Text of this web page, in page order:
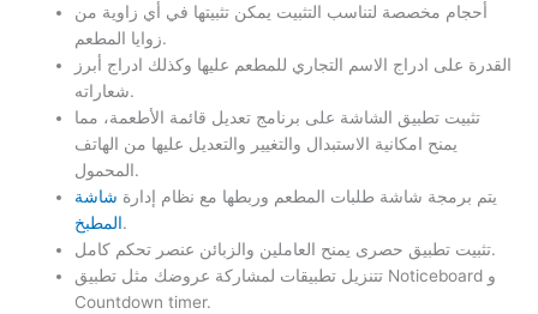
أحجام مخصصة لتناسب التثبيت يمكن تثبيتها في أي زاوية من
زوايا المطعم.
القدرة على ادراج الاسم التجاري للمطعم عليها وكذلك ادراج أبرز
شعاراته.
تثبيت تطبيق الشاشة على برنامج تعديل قائمة الأطعمة، مما
يمنح امكانية الاستبدال والتغيير والتعديل عليها من الهاتف
المحمول.
يتم برمجة شاشة طلبات المطعم وربطها مع نظام إدارة شاشة
المطبخ.
تثبيت تطبيق حصرى يمنح العاملين والزبائن عنصر تحكم كامل.
تتنزيل تطبيقات لمشاركة عروضك مثل تطبيق Noticeboard و
Countdown timer.